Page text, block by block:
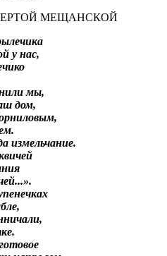
МЕЩАНСКОЙ
у нас,
мы,
дом,
измельчание.